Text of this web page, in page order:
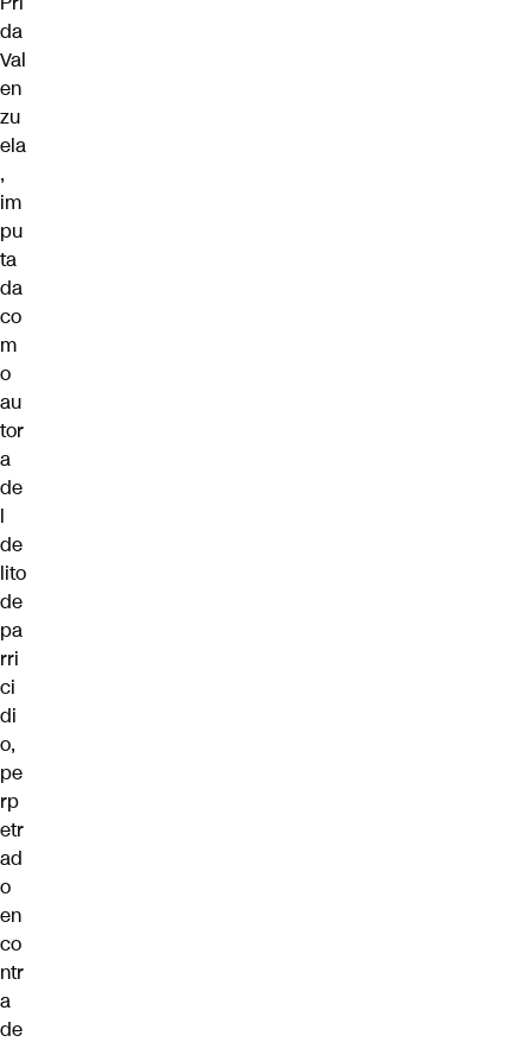
da
Val
en
zu
ela
,
im
pu
ta
da
co
m
o
au
tor
a
de
l
de
lito
de
pa
rri
ci
di
o,
pe
rp
etr
ad
o
en
co
ntr
a
de